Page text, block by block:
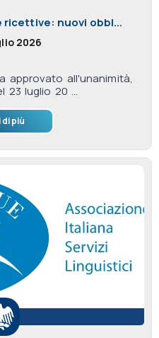
nuovi obbl...
2026
approvato all'unanimità,
23 luglio 20 ...
più